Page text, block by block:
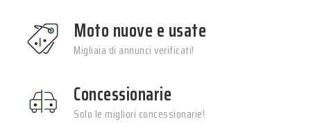
Moto nuove e usate
Migliaia di annunci verificati!
Concessionarie
Solo le migliori concessionarie!